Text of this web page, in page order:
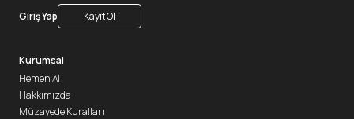
Giriş Yap Kayıt Ol
Kurumsal
Hemen Al
Hakkımızda
Müzayede Kuralları